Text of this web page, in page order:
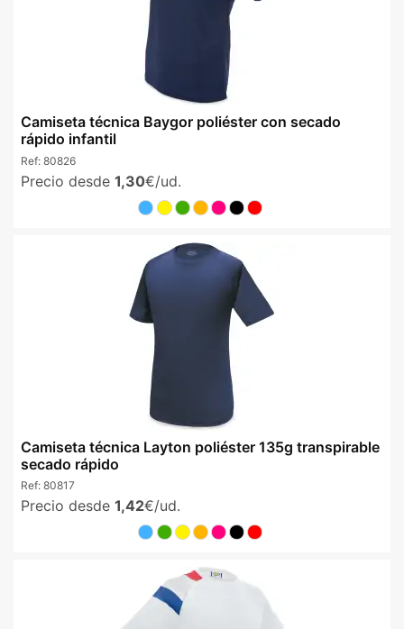
Camiseta técnica Baygor poliéster con secado
rápido infantil
Ref: 80826
Precio desde 1,30€/ud.
Camiseta técnica Layton poliéster 135g transpirable
secado rápido
Ref: 80817
Precio desde 1,42€/ud.